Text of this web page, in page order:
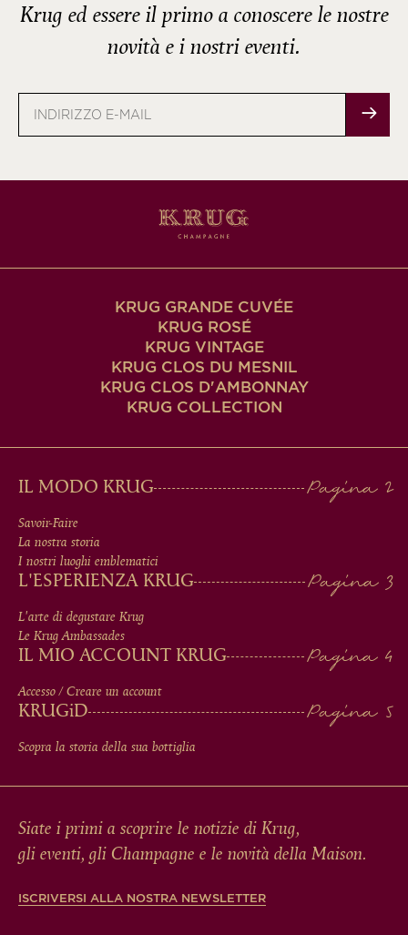
Krug ed essere il primo a conoscere le nostre
novità e i nostri eventi.
KRUG GRANDE CUVÉE
KRUG ROSÉ
KRUG VINTAGE
KRUG CLOS DU MESNIL
KRUG CLOS D'AMBONNAY
KRUG COLLECTION
MAIN
MEN
IN
FOOTER
IL MODO KRUG
Savoir-Faire
La nostra storia
I nostri luoghi emblematici
L'ESPERIENZA KRUG
L'arte di degustare Krug
Le Krug Ambassades
IL MIO ACCOUNT KRUG
Accesso / Creare un account
KRUGiD
Scopra la storia della sua bottiglia
Siate i primi a scoprire le notizie di Krug,
gli eventi, gli Champagne e le novità della Maison.
ISCRIVERSI ALLA NOSTRA NEWSLETTER